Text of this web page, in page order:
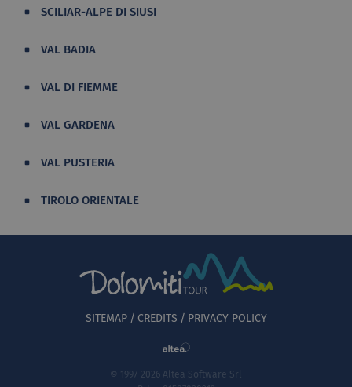
SCILIAR-ALPE DI SIUSI
VAL BADIA
VAL DI FIEMME
VAL GARDENA
VAL PUSTERIA
TIROLO ORIENTALE
SITEMAP CREDITS PRIVACY POLICY
© 1997-2026 Altea Software Srl